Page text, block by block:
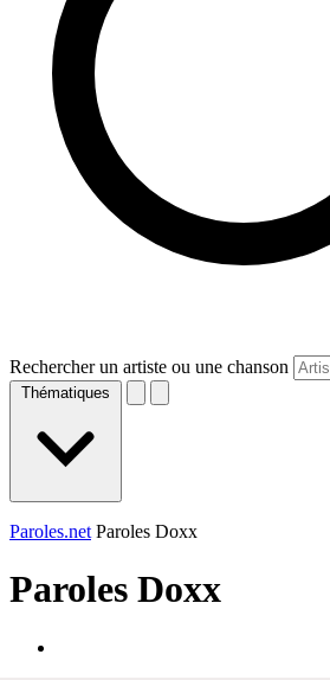
Rechercher un artiste ou une chanson
Thématiques
Paroles.net Paroles Doxx
Paroles Doxx